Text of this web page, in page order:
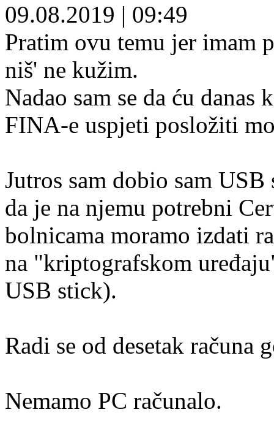
09.08.2019 | 09:49
Pratim ovu temu jer imam
niš' ne kužim.
Nadao sam se da ću
FINA-e uspjeti posložiti
Jutros sam dobio sam
da je na njemu potrebni
bolnicama moramo izdati
na "kriptografskom
USB stick).
Radi se od desetak računa
Nemamo PC računalo.